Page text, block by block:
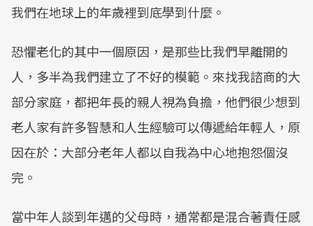
我們在地球上的年歲裡到底學到什麼。
恐懼老化的其中一個原因，是那些比我們早離開的
人，多半為我們建立了不好的模範。來找我諮商的大
部分家庭，都把年長的親人視為負擔，他們很少想到
老人家有許多智慧和人生經驗可以傳遞給年輕人，原
因在於：大部分老年人都以自我為中心地抱怨個沒
完。
當中年人談到年邁的父母時，通常都是混合著責任感